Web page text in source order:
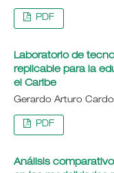
PDF
Laboratorio de
replicable para la
el Caribe
Gerardo Arturo
PDF
Análisis